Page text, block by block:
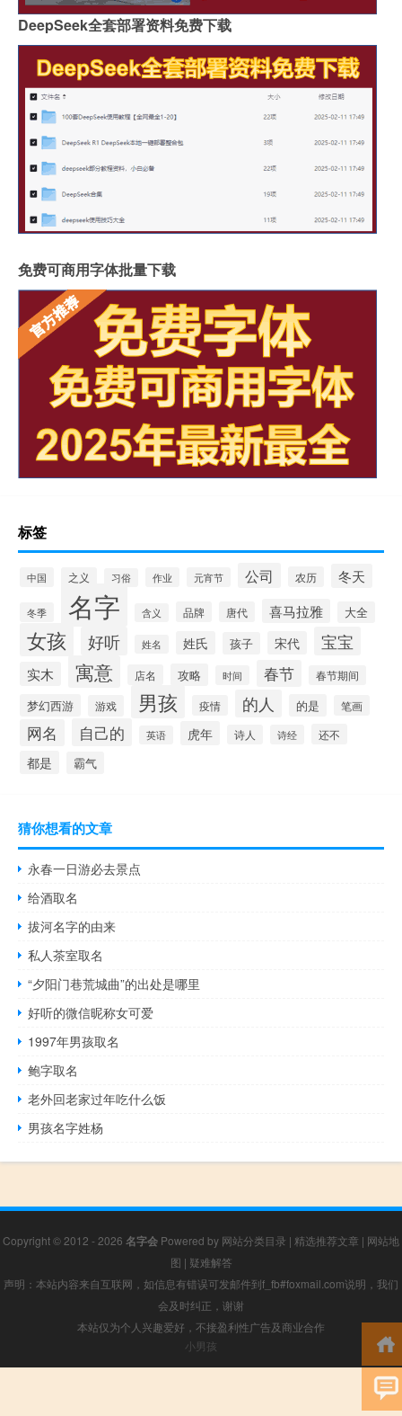
DeepSeek全套部署资料免费下载
免费可商用字体批量下载
标签
中国 之义 习俗 作业 元宵节 公司 农历 冬天
冬季 名字 含义 品牌 唐代 喜马拉雅 大全
女孩 好听 姓名 姓氏 孩子 宋代 宝宝
实木 寓意 店名 攻略 时间 春节 春节期间
梦幻西游 游戏 男孩 疫情 的人 的是 笔画
网名 自己的 英语 虎年 诗人 诗经 还不
都是 霸气
猜你想看的文章
永春一日游必去景点
给酒取名
拔河名字的由来
私人茶室取名
“夕阳门巷荒城曲”的出处是哪里
好听的微信昵称女可爱
1997年男孩取名
鲍字取名
老外回老家过年吃什么饭
男孩名字姓杨
Copyright © 2012 - 2026 名字会 Powered by 网站分类目录 | 精选推荐文章 | 网站地
图 | 疑难解答
声明：本站内容来自互联网，如信息有错误可发邮件到f_fb#foxmail.com说明，我们
会及时纠正，谢谢
本站仅为个人兴趣爱好，不接盈利性广告及商业合作
小男孩